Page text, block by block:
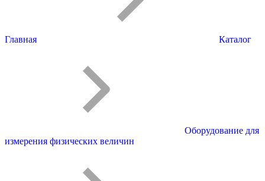
Главная Каталог
Оборудование для
измерения физических величин